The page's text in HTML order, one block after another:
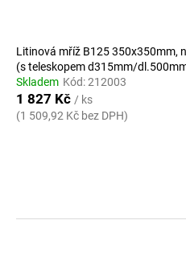
Litinová mříž B125 350x350mm,
(s teleskopem d315mm/
Skladem Kód:212003
1 827 Kč / ks
(1 509,92 Kč bez DPH)